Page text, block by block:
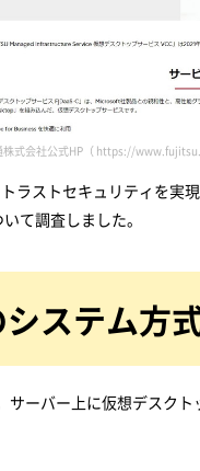
式会社公式HP （ https://
ラストセキュリティを実
て調査しました。
ステム方
サーバー上に仮想デスク